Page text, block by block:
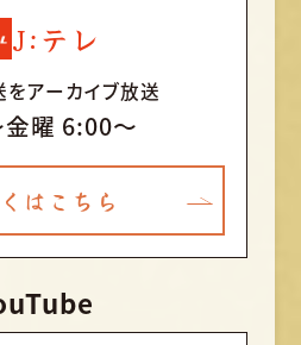
J:テレ
アーカイブ放送
曜 6:00～
はこちら